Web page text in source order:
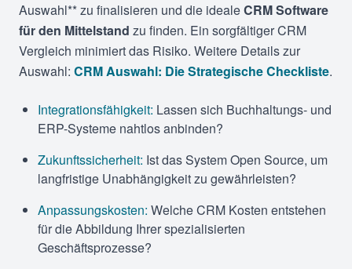
Auswahl** zu finalisieren und die idealeCRM Software
für den Mittelstand zu finden. Ein sorgfältiger CRM
Vergleich minimiert das Risiko. Weitere Details zur
Auswahl: CRM Auswahl: Die Strategische Checkliste.
Integrationsfähigkeit: Lassen sich Buchhaltungs- und
ERP-Systeme nahtlos anbinden?
Zukunftssicherheit: Ist das System Open Source, um
langfristige Unabhängigkeit zu gewährleisten?
Anpassungskosten: Welche CRM Kosten entstehen
für die Abbildung Ihrer spezialisierten
Geschäftsprozesse?